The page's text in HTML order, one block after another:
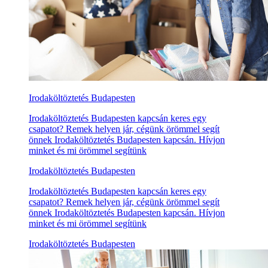
Irodaköltöztetés Budapesten
Irodaköltöztetés Budapesten kapcsán keres egy
csapatot? Remek helyen jár, cégünk örömmel segít
önnek Irodaköltöztetés Budapesten kapcsán. Hívjon
minket és mi örömmel segítünk
Irodaköltöztetés Budapesten
Irodaköltöztetés Budapesten kapcsán keres egy
csapatot? Remek helyen jár, cégünk örömmel segít
önnek Irodaköltöztetés Budapesten kapcsán. Hívjon
minket és mi örömmel segítünk
Irodaköltöztetés Budapesten